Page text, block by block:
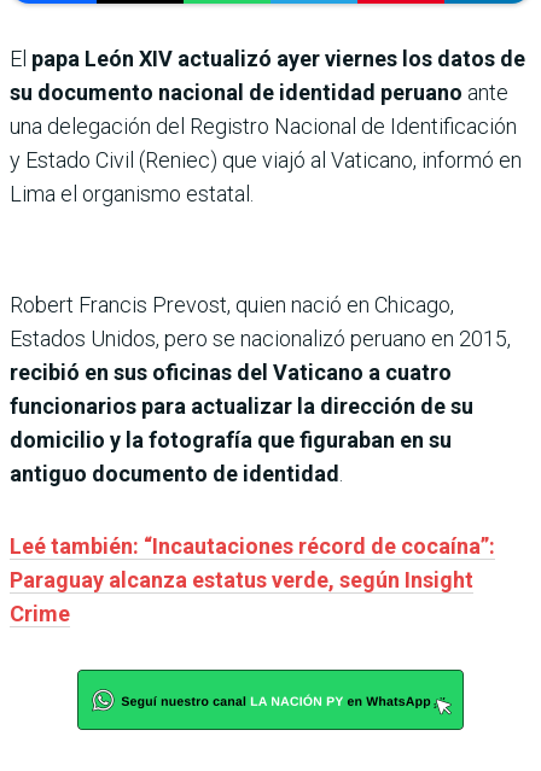
El papa León XIV actualizó ayer viernes los datos de
su documento nacional de identidad peruano ante
una delegación del Registro Nacional de Identificación
y Estado Civil (Reniec) que viajó al Vaticano, informó en
Lima el organismo estatal.
Robert Francis Prevost, quien nació en Chicago,
Estados Unidos, pero se nacionalizó peruano en 2015,
recibió en sus oficinas del Vaticano a cuatro
funcionarios para actualizar la dirección de su
domicilio y la fotografía que figuraban en su
antiguo documento de identidad
Leé también: “Incautaciones récord de cocaína”:
Paraguay alcanza estatus verde, según Insight
Crime